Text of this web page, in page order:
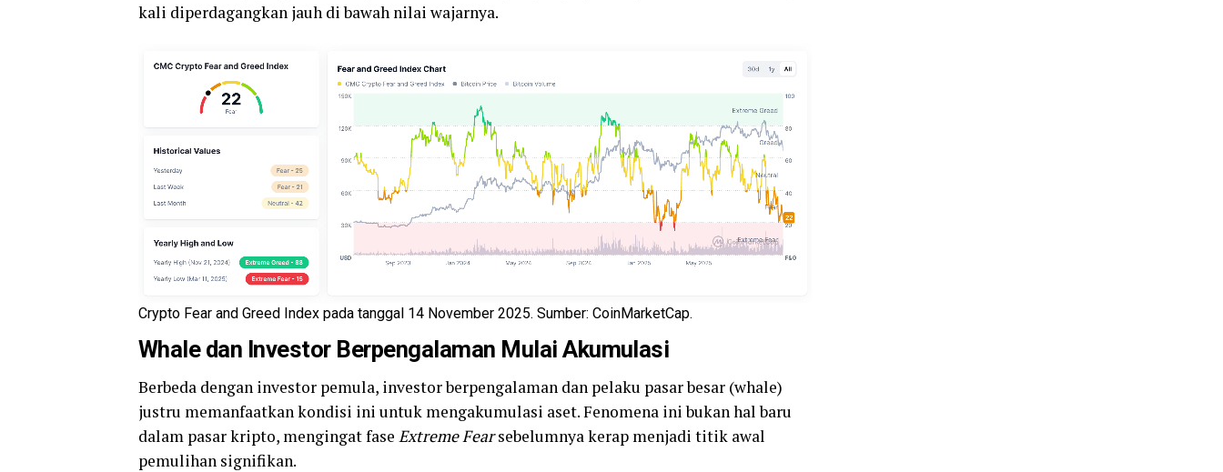
kali diperdagangkan jauh di bawah nilai wajarnya.
Crypto Fear and Greed Index pada tanggal 14 November 2025. Sumber: CoinMarketCap.
Whaledan Investor Berpengalaman Mulai Akumulasi
Berbeda dengan investor pemula, investor berpengalaman dan pelaku pasar besar (whale)
justru memanfaatkan kondisi ini untuk mengakumulasi aset. Fenomena ini bukan hal baru
dalam pasar kripto, mengingat fase Extreme Fearsebelumnya kerap menjadi titik awal
pemulihan signifikan.